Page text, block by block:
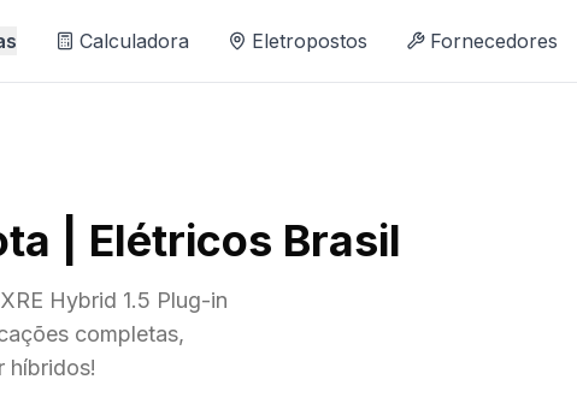
Calculadora Eletropostos Fornecedores
| Elétricos Brasil
Hybrid 1.5 Plug-in
completas,
híbridos!